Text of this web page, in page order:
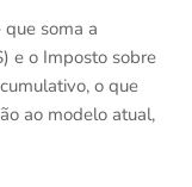
soma a
e o Imposto sobre
o que
ao modelo atual,